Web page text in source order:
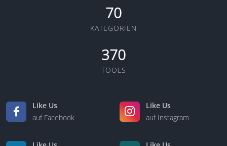
70
KATEGORIEN
370
TOOLS
Like Us
auf Facebook
Like Us
auf Instagram